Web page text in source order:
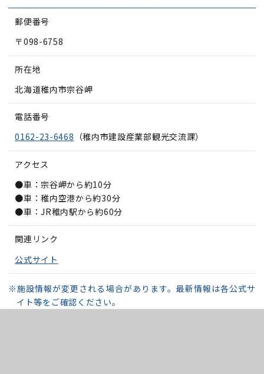
郵便番号
〒098-6758
所在地
北海道稚内市宗谷岬
電話番号
0162-23-6468 （稚内市建設産業部観光交流課）
アクセス
●車：宗谷岬から約10分
●車：稚内空港から約30分
●車：JR稚内駅から約60分
関連リンク
公式サイト
※施設情報が変更される場合があります。最新情報は各公式サ
イト等をご確認ください。